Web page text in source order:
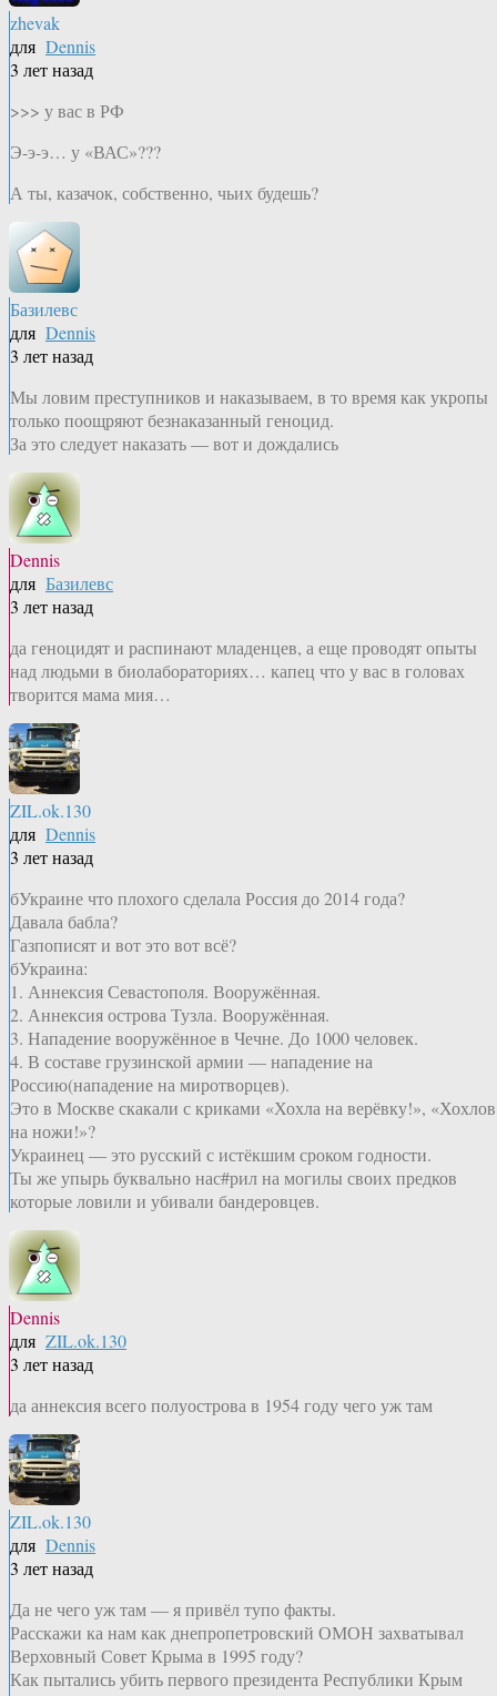
zhevak
для Dennis
3 лет назад
>>> у вас в РФ
Э-э-э… у «ВАС»???
А ты, казачок, собственно, чьих будешь?
Базилевс
для Dennis
3 лет назад
Мы ловим преступников и наказываем, в то время как укропы
только поощряют безнаказанный геноцид.
За это следует наказать — вот и дождались
Dennis
для Базилевс
3 лет назад
да геноцидят и распинают младенцев, а еще проводят опыты
над людьми в биолабораториях… капец что у вас в головах
творится мама мия…
ZIL.ok.130
для Dennis
3 лет назад
бУкраине что плохого сделала Россия до 2014 года?
Давала бабла?
Газпописят и вот это вот всё?
бУкраина:
1. Аннексия Севастополя. Вооружённая.
2. Аннексия острова Тузла. Вооружённая.
3. Нападение вооружённое в Чечне. До 1000 человек.
4. В составе грузинской армии — нападение на
Россию(нападение на миротворцев).
Это в Москве скакали с криками «Хохла на верёвку!», «Хохлов
на ножи!»?
Украинец — это русский с истёкшим сроком годности.
Ты же упырь буквально нас#рил на могилы своих предков
которые ловили и убивали бандеровцев.
Dennis
для ZIL.ok.130
3 лет назад
да аннексия всего полуострова в 1954 году чего уж там
ZIL.ok.130
для Dennis
3 лет назад
Да не чего уж там — я привёл тупо факты.
Расскажи ка нам как днепропетровский ОМОН захватывал
Верховный Совет Крыма в 1995 году?
Как пытались убить первого президента Республики Крым